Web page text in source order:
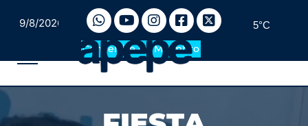
9/8/2026 5°C
Convertite en Miembro